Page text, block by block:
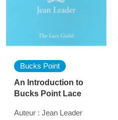
Bucks Point
An Introduction to
Bucks Point Lace
Auteur : Jean Leader